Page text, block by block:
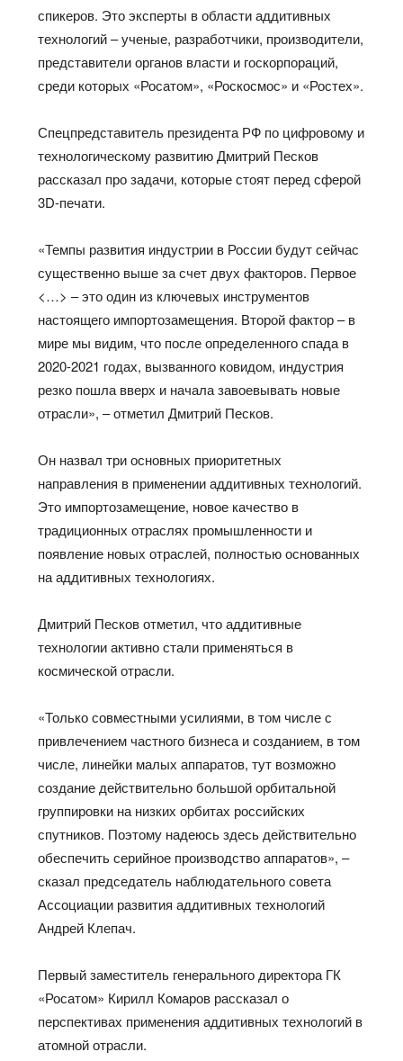
спикеров. Это эксперты в области аддитивных
технологий – ученые, разработчики, производители,
представители органов власти и госкорпораций,
среди которых «Росатом», «Роскосмос» и «Ростех».
Спецпредставитель президента РФ по цифровому и
технологическому развитию Дмитрий Песков
рассказал про задачи, которые стоят перед сферой
3D-печати.
«Темпы развития индустрии в России будут сейчас
существенно выше за счет двух факторов. Первое
<…> – это один из ключевых инструментов
настоящего импортозамещения. Второй фактор – в
мире мы видим, что после определенного спада в
2020-2021 годах, вызванного ковидом, индустрия
резко пошла вверх и начала завоевывать новые
отрасли», – отметил Дмитрий Песков.
Он назвал три основных приоритетных
направления в применении аддитивных технологий.
Это импортозамещение, новое качество в
традиционных отраслях промышленности и
появление новых отраслей, полностью основанных
на аддитивных технологиях.
Дмитрий Песков отметил, что аддитивные
технологии активно стали применяться в
космической отрасли.
«Только совместными усилиями, в том числе с
привлечением частного бизнеса и созданием, в том
числе, линейки малых аппаратов, тут возможно
создание действительно большой орбитальной
группировки на низких орбитах российских
спутников. Поэтому надеюсь здесь действительно
обеспечить серийное производство аппаратов», –
сказал председатель наблюдательного совета
Ассоциации развития аддитивных технологий
Андрей Клепач.
Первый заместитель генерального директора ГК
«Росатом» Кирилл Комаров рассказал о
перспективах применения аддитивных технологий в
атомной отрасли.